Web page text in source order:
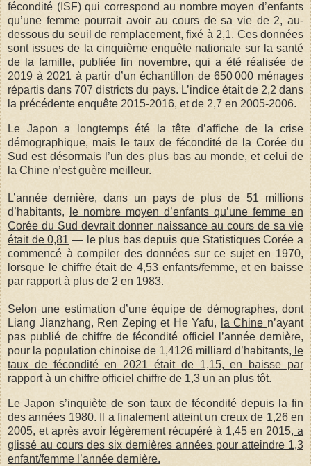
fécondité (ISF) qui correspond au nombre moyen d’enfants
qu’une femme pourrait avoir au cours de sa vie de 2, au-
dessous du seuil de remplacement, fixé à 2,1. Ces données
sont issues de la cinquième enquête nationale sur la santé
de la famille, publiée fin novembre, qui a été réalisée de
2019 à 2021 à partir d’un échantillon de 650 000 ménages
répartis dans 707 districts du pays. L’indice était de 2,2 dans
la précédente enquête 2015-2016, et de 2,7 en 2005-2006.
Le Japon a longtemps été la tête d’affiche de la crise
démographique, mais le taux de fécondité de la Corée du
Sud est désormais l’un des plus bas au monde, et celui de
la Chine n’est guère meilleur.
L’année dernière, dans un pays de plus de 51 millions
d’habitants,
le nombre moyen d’enfants qu’une femme en
Corée du Sud devrait donner naissance au cours de sa vie
était de 0,81 — le plus bas depuis que Statistiques Corée a
commencé à compiler des données sur ce sujet en 1970,
lorsque le chiffre était de 4,53 enfants/femme, et en baisse
par rapport à plus de 2 en 1983.
Selon une estimation d’une équipe de démographes, dont
Liang Jianzhang, Ren Zeping et He Yafu,
la Chine n’ayant
pas publié de chiffre de fécondité officiel l’année dernière,
pour la population chinoise de 1,4126 milliard d’habitants, le
taux de fécondité en 2021 était de 1,15, en baisse par
rapport à un chiffre officiel chiffre de 1,3 un an plus tôt.
Le Japon s’inquiète de son taux de fécondité depuis la fin
des années 1980. Il a finalement atteint un creux de 1,26 en
2005, et après avoir légèrement récupéré à 1,45 en 2015, a
glissé au cours des six dernières années pour atteindre 1,3
enfant/femme l’année dernière.